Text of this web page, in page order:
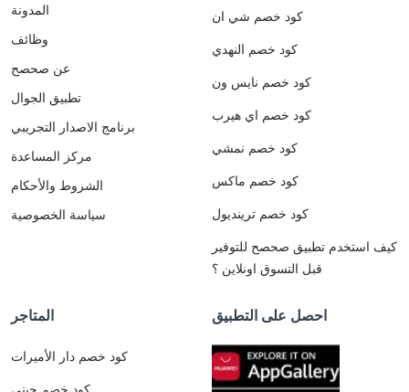
المدونة
وظائف
عن صحصح
تطبيق الجوال
برنامج الاصدار التجريبي
مركز المساعدة
الشروط والأحكام
سياسة الخصوصية
كود خصم شي ان
كود خصم النهدي
كود خصم نايس ون
كود خصم اي هيرب
كود خصم نمشي
كود خصم ماكس
كود خصم ترينديول
كيف استخدم تطبيق صحصح للتوفير
قبل التسوق اونلاين ؟
المتاجر
كود خصم دار الأميرات
احصل على التطبيق